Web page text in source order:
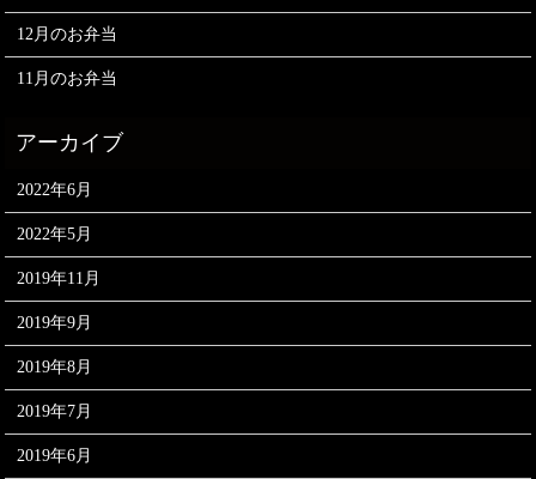
12月のお弁当
11月のお弁当
2022年6月
2022年5月
2019年11月
2019年9月
2019年8月
2019年7月
2019年6月